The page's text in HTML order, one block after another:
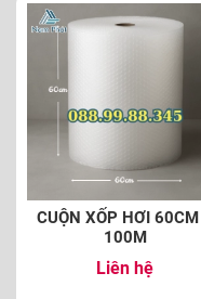
CUỘN XỐP HƠI
100M
Liên hệ